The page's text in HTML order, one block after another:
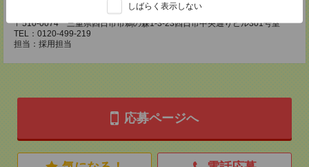
しばらく表示しない
〒510-0074 三重県四日市市鵜の森1-3-23四日市中央通りビル301号室
TEL：0120-499-219
担当：採用担当
応募ページへ